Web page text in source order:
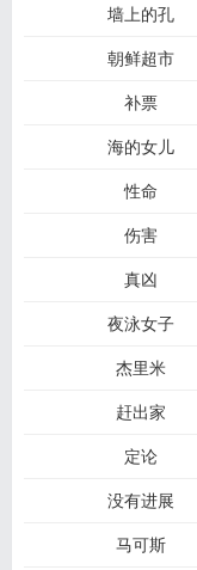
墙上的孔
朝鲜超市
补票
海的女儿
性命
伤害
真凶
夜泳女子
杰里米
赶出家
定论
没有进展
马可斯